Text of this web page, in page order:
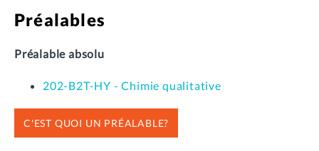
Préalables
Préalable absolu
202-B2T-HY - Chimie qualitative
C'EST QUOI UN PRÉALABLE?